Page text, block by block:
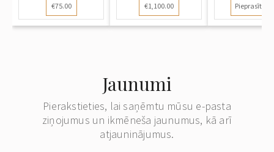
€75.00 €1,100.00 Pieprasīt
Jaunumi
Pierakstieties, lai saņēmtu mūsu e-pasta
ziņojumus un ikmēneša jaunumus, kā arī
atjauninājumus.